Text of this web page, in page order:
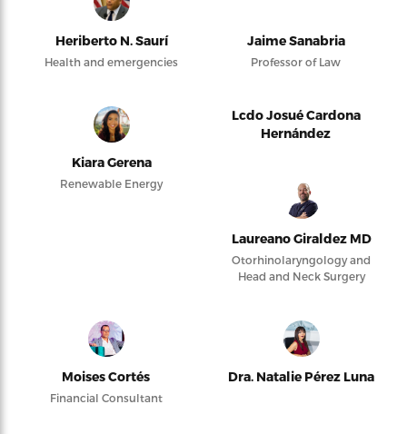
Heriberto N. Saurí
Health and emergencies
Jaime Sanabria
Professor of Law
Kiara Gerena
Renewable Energy
Lcdo Josué Cardona
Hernández
Laureano Giraldez MD
Otorhinolaryngology and
Head and Neck Surgery
Moises Cortés
Financial Consultant
Dra. Natalie Pérez Luna